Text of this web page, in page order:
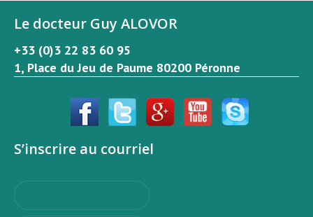
Le docteur Guy ALOVOR
+33 (0)3 22 83 60 95
1, Place du Jeu de Paume 80200 Péronne
S’inscrire au courriel